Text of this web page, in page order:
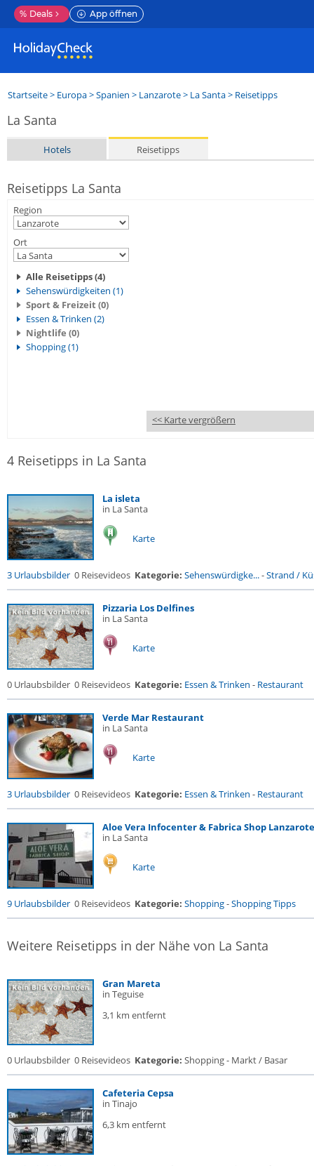
% Deals App öffnen
Startseite> Europa>Spanien > Lanzarote> La Santa> Reisetipps
La Santa
Hotels Reisetipps
Reisetipps La Santa
Region
Ort
Alle Reisetipps (4)
Sehenswürdigkeiten (1)
Sport & Freizeit (0)
Essen & Trinken (2)
Nightlife (0)
Shopping (1)
<< Karte vergrößern
4 Reisetipps in La Santa
La isleta
in La Santa
Karte
3 Urlaubsbilder 0 Reisevideos Kategorie: Sehenswürdigke...-Strand /
Pizzaria Los Delfines
in La Santa
Karte
0 Urlaubsbilder 0 Reisevideos Kategorie: Essen & Trinken - Restaurant
Verde Mar Restaurant
in La Santa
Karte
3 Urlaubsbilder 0 Reisevideos Kategorie: Essen & Trinken - Restaurant
Aloe Vera Infocenter & Fabrica Shop
in La Santa
Karte
9 Urlaubsbilder 0 Reisevideos Kategorie: Shopping-Shopping Tipps
Weitere Reisetipps in der Nähe von La Santa
Gran Mareta
in Teguise
3,1 km entfernt
0 Urlaubsbilder 0 Reisevideos Kategorie: Shopping - Markt / Basar
Cafeteria Cepsa
in Tinajo
6,3 km entfernt